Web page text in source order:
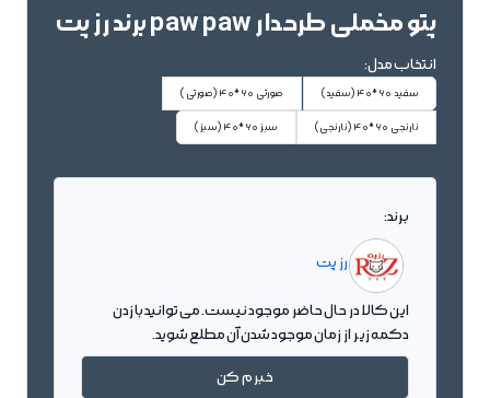
پتو مخملی طرحدار paw paw برند رز پت
انتخاب مدل:
سفید 60*40 (سفید) صورتی 60*40 (صورتی)
نارنجی 60*40 (نارنجی) سبز 60*40 (سبز)
برند:
رز پت
این کالا در حال حاضر موجود نیست. می توانید با زدن
دکمه زیر از زمان موجود شدن آن مطلع شوید.
خبرم کن